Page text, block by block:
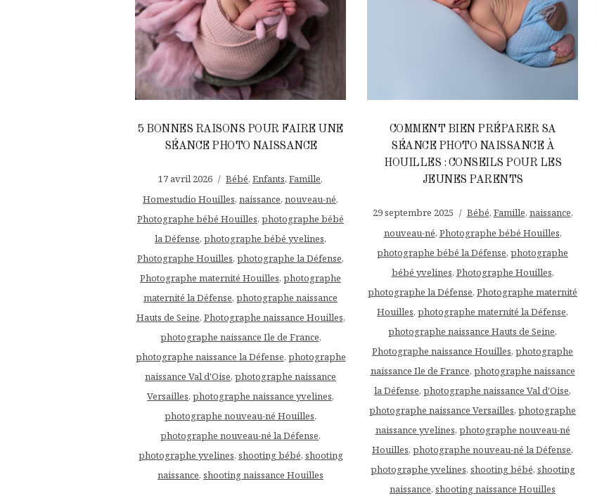
5 BONNES RAISONS POUR FAIRE UNE
SÉANCE PHOTO NAISSANCE
17 avril 2026 Bébé, Enfants, Famille,
Homestudio Houilles, naissance, nouveau-né,
Photographe bébé Houilles, photographe bébé
la Défense, photographe bébé yvelines,
Photographe Houilles, photographe la Défense,
Photographe maternité Houilles, photographe
maternité la Défense, photographe naissance
Hauts de Seine, Photographe naissance Houilles,
photographe naissance Ile de France,
photographe naissance la Défense, photographe
naissance Val d'Oise, photographe naissance
Versailles, photographe naissance yvelines,
photographe nouveau-né Houilles,
photographe nouveau-né la Défense,
photographe yvelines, shooting bébé, shooting
naissance, shooting naissance Houilles
COMMENT BIEN PRÉPARER SA
SÉANCE PHOTO NAISSANCE À
HOUILLES : CONSEILS POUR LES
JEUNES PARENTS
29 septembre 2025 Bébé, Famille, naissance,
nouveau-né, Photographe bébé Houilles,
photographe bébé la Défense, photographe
bébé yvelines, Photographe Houilles,
photographe la Défense, Photographe maternité
Houilles, photographe maternité la Défense,
photographe naissance Hauts de Seine,
Photographe naissance Houilles, photographe
naissance Ile de France, photographe naissance
la Défense, photographe naissance Val d'Oise,
photographe naissance Versailles, photographe
naissance yvelines, photographe nouveau-né
Houilles, photographe nouveau-né la Défense,
photographe yvelines, shooting bébé, shooting
naissance, shooting naissance Houilles